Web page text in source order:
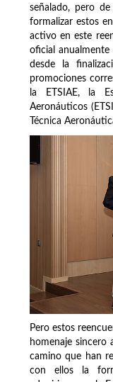
señalado, pero
formalizar estos
activo en este
oficial
desde la
promociones
la ETSIAE, la
Aeronáuticos
Técnica
Pero estos
homenaje sincero
camino que han
con ellos la